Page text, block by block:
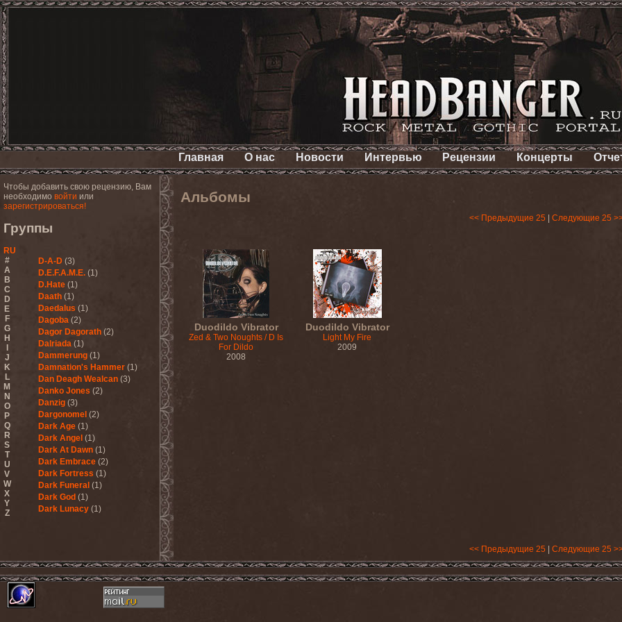
Главная О нас Новости Интервью Рецензии Концерты
Чтобы добавить свою рецензию, Вам
необходимо войти или
зарегистрироваться!
Группы
RU
#
A
B
C
D
E
F
G
H
J
K
L
M
N
O
P
Q
R
S
T
U
V
W
X
Y
Z
D-A-D (3)
D.E.F.A.M.E. (1)
D.Hate (1)
Daath (1)
Daedalus (1)
Dagoba (2)
Dagor Dagorath (2)
Dalriada (1)
Dammerung (1)
Damnation's Hammer (1)
Dan Deagh Wealcan (3)
Danko Jones (2)
Danzig (3)
Dargonomel (2)
Dark Age (1)
Dark Angel (1)
Dark At Dawn (1)
Dark Embrace (2)
Dark Fortress (1)
Dark Funeral (1)
Dark God (1)
Dark Lunacy (1)
Dark Tranquillity (2)
Dark Vision (1)
Альбомы
<< Предыдущие 25 Следующие 25
Duodildo Vibrator
Zed & Two Noughts / D Is
For Dildo
2008
Duodildo Vibrator
Light My Fire
2009
<< Предыдущие 25 Следующие 25